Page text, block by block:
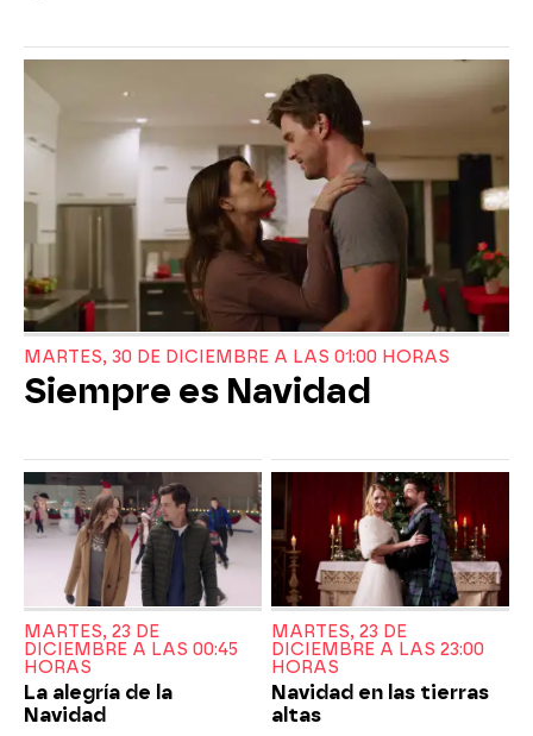
MARTES, 30 DE DICIEMBRE A LAS 01:00 HORAS
Siempre es Navidad
MARTES, 23 DE
DICIEMBRE A LAS 00:45
HORAS
La alegría de la
Navidad
MARTES, 23 DE
DICIEMBRE A LAS 23:00
HORAS
Navidad en las tierras
altas